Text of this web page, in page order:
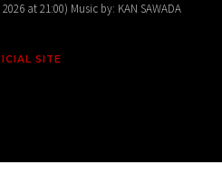
at 21:00) Music by: KAN SAWADA
SITE